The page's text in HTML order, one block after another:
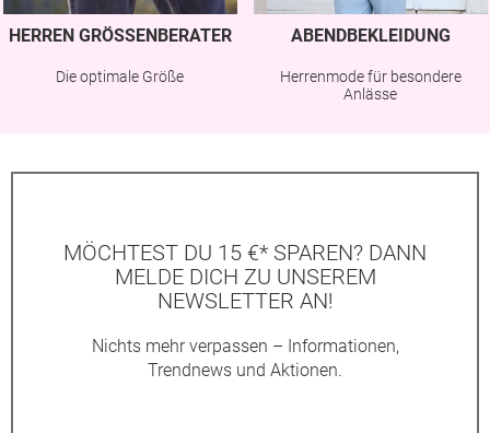
HERREN GRÖSSENBERATER
Die optimale Größe
ABENDBEKLEIDUNG
Herrenmode für besondere
Anlässe
MÖCHTEST DU 15 €* SPAREN? DANN
MELDE DICH ZU UNSEREM
NEWSLETTER AN!
Nichts mehr verpassen – Informationen,
Trendnews und Aktionen.